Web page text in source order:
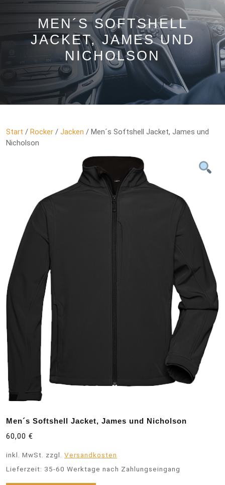
MEN´S SOFTSHELL
JACKET, JAMES UND
NICHOLSON
Start / Rocker / Jacken / Men´s Softshell Jacket, James und
Nicholson
Men´s Softshell Jacket, James und Nicholson
60,00 €
inkl. MwSt. zzgl. Versandkosten
Lieferzeit: 35-60 Werktage nach Zahlungseingang